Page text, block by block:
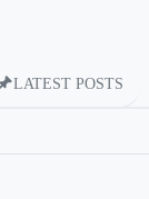
LATEST POSTS